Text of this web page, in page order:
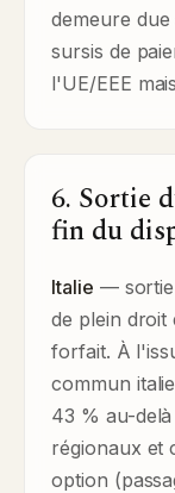
demeure
sursis de
l'UE/EEE
6. Sortie
fin du
Italie — sortie
de plein droit
forfait. À
commun
43 % au-
régionaux et
option